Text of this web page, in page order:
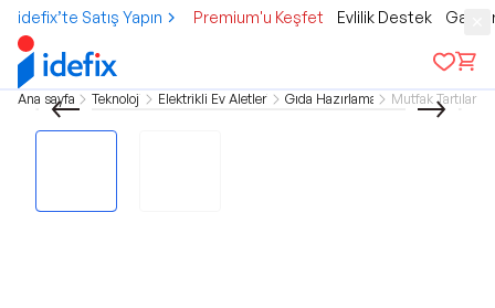
idefix’te Satış Yapın Premium'u Keşfet Evlilik Destek
Ana sayfa Teknoloji Elektrikli Ev Aletleri Gıda Hazırlama Mutfak Tartıları